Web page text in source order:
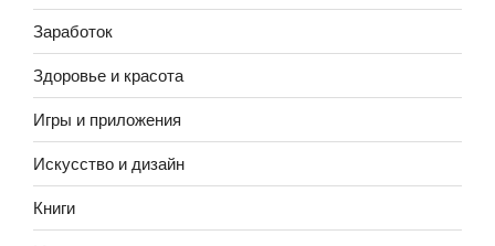
Заработок
Здоровье и красота
Игры и приложения
Искусство и дизайн
Книги